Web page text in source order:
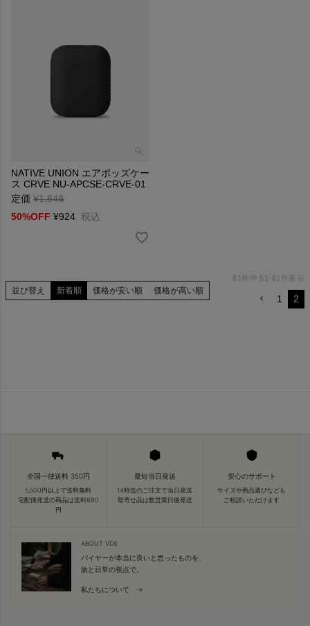
NATIVE UNION エアポッズケー
ス CRVE NU-APCSE-CRVE-01
定価 ¥1,848
→
50%OFF ¥924 税込
並び替え 新着順 価格が安い順 価格が高い順
81 件中 51 - 81 件表示
1 2
全国一律送料 350円
5,500円以上で送料無料
宅配便発送の商品は送料880
円
最短当日発送
14時迄のご注文で当日発送
取寄せ品は数営業日後発送
安心のサポート
サイズや商品選びなども
ご相談いただけます
ABOUT VDS
バイヤーが本当に良いと思ったものを、
旅と日常の視点で。
私たちについて →